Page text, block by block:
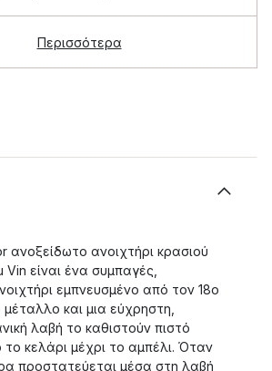
Περισσότερα
ανοξείδωτο ανοιχτήρι κρασιού
είναι ένα συμπαγές,
εμπνευσμένο από τον 18ο
και μια εύχρηστη,
λαβή το καθιστούν πιστό
κελάρι μέχρι το αμπέλι. Όταν
προστατεύεται μέσα στη λαβή